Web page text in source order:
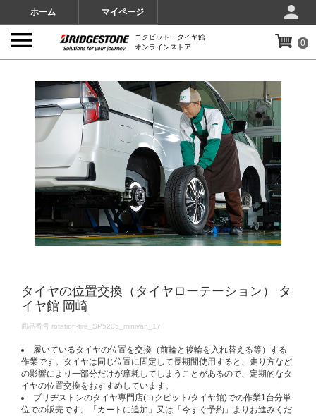
ホーム マイページ
コクピット・タイヤ館
オンラインストア
0
タイヤの位置交換（タイヤローテーション） タ
イヤ館 岡崎
DETAILS
商品番号 rotation-tire_SP5205_minivan_17
履いているタイヤの位置を交換（前輪と後輪を入れ替える等）する
作業です。タイヤは同じ位置に固定して長期間使用すると、走り方など
の影響により一部分だけが摩耗してしまうことがあるので、定期的なタ
イヤの位置交換をおすすめしています。
ブリヂストンのタイヤ専門店(コクピット/タイヤ館)での作業1台分単
位での販売です。「カートに追加」又は「今すぐ予約」よりお進みくだ